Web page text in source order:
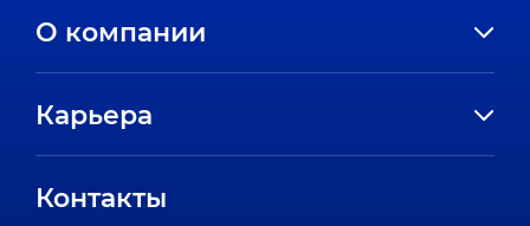
О компании
Направления
Карьера
Контакты